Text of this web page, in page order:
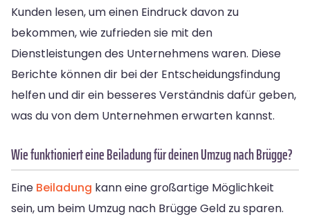
Kunden lesen, um einen Eindruck davon zu
bekommen, wie zufrieden sie mit den
Dienstleistungen des Unternehmens waren. Diese
Berichte können dir bei der Entscheidungsfindung
helfen und dir ein besseres Verständnis dafür geben,
was du von dem Unternehmen erwarten kannst.
Wie funktioniert eine Beiladung für deinen Umzug nach Brügge?
Eine Beiladung kann eine großartige Möglichkeit
sein, um beim Umzug nach Brügge Geld zu sparen.